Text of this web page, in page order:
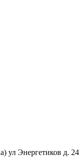
ул Энергетиков д. 24